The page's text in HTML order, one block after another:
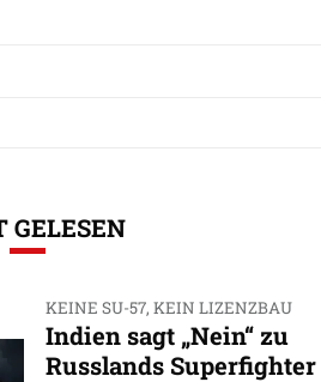
GELESEN
KEINE SU-57, KEIN LIZENZBAU
Indien sagt „Nein“ zu
Russlands Superfighter